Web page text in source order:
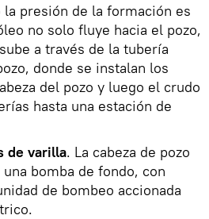
la presión de la formación es
no solo fluye hacia el pozo,
a través de la tubería
donde se instalan los
del pozo y luego el crudo
hasta una estación de
de varilla. La cabeza de pozo
bomba de fondo, con
de bombeo accionada